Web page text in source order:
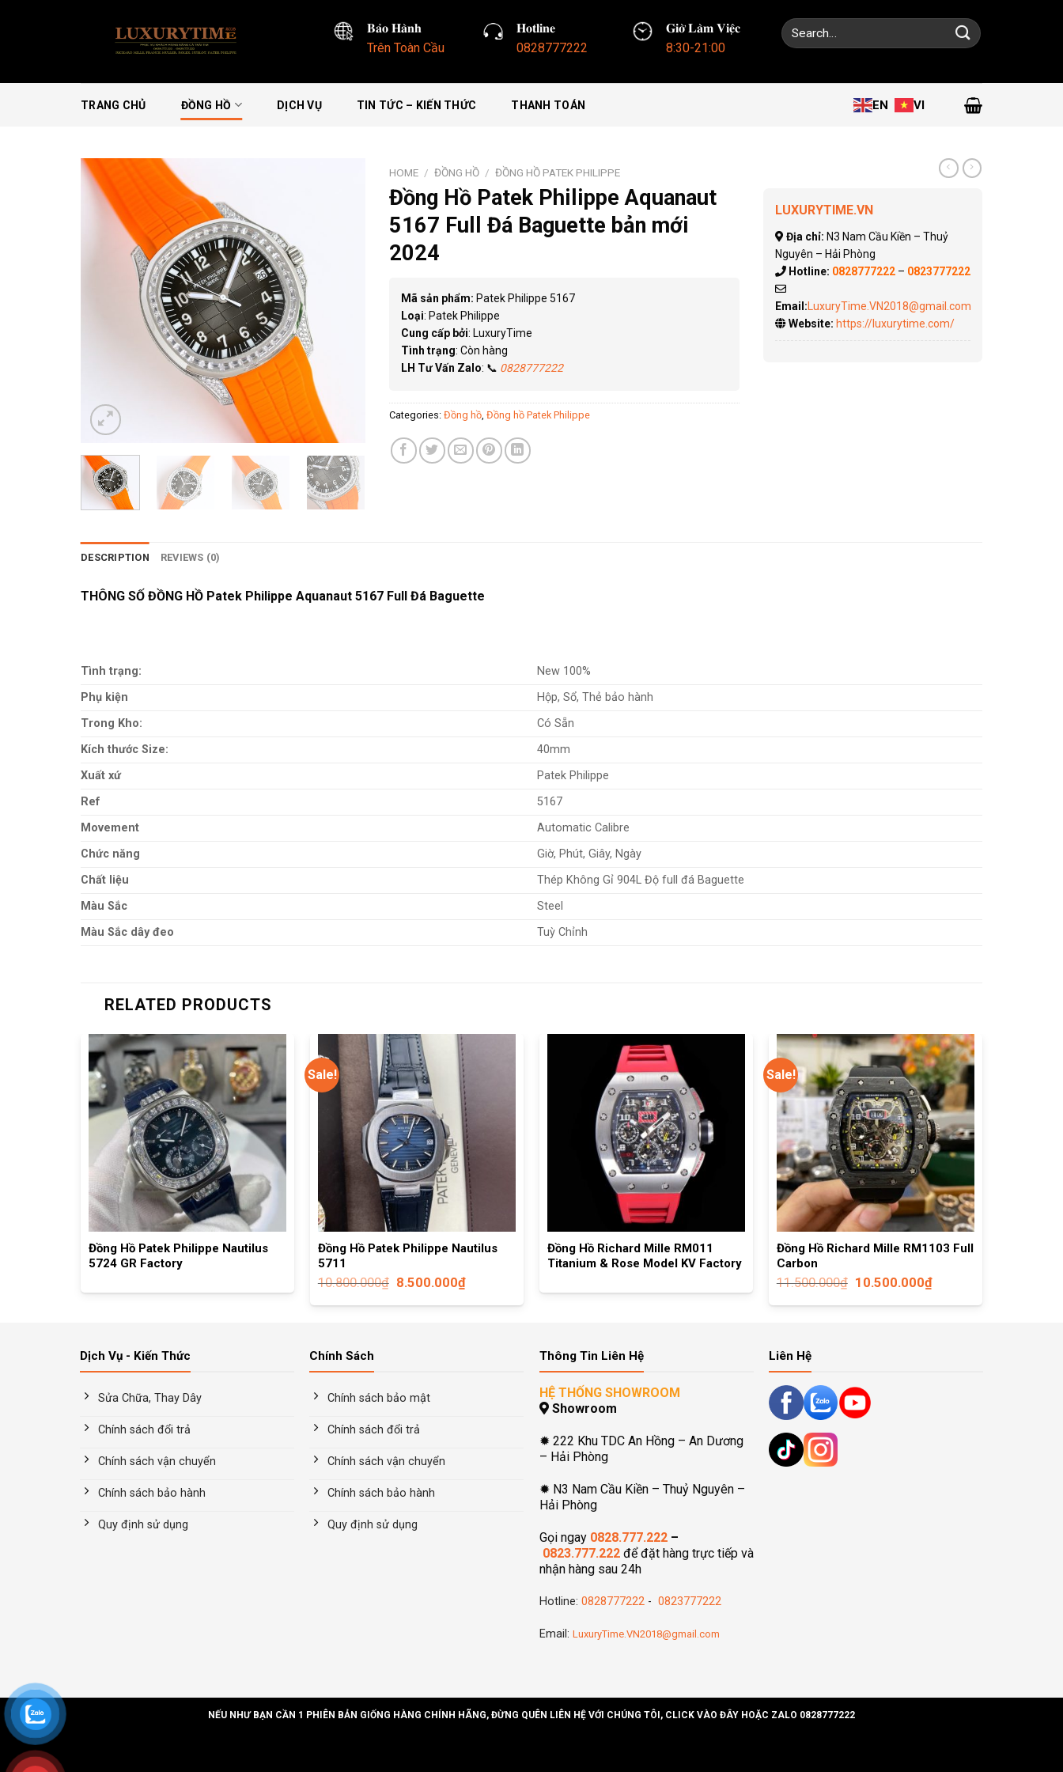
𝐁𝐚̉𝐨 𝐇𝐚̀𝐧𝐡
Trên Toàn Cầu
𝐇𝐨𝐭𝐥𝐢𝐧𝐞
0828777222
𝐆𝐢𝐨̛̀ 𝐋𝐚̀𝐦 𝐕𝐢𝐞̣̂𝐜
8:30-21:00
Search
for:
TRANG CHỦ ĐỒNG HỒ DỊCH VỤ TIN TỨC – KIẾN THỨC THANH TOÁN EN VI
HOME / ĐỒNG HỒ / ĐỒNG HỒ PATEK PHILIPPE
Đồng Hồ Patek Philippe Aquanaut
5167 Full Đá Baguette bản mới
2024
Mã sản phẩm: Patek Philippe 5167
Loại: Patek Philippe
Cung cấp bởi: LuxuryTime
Tình trạng: Còn hàng
LH Tư Vấn Zalo: 📞 0828777222
Categories: Đồng hồ, Đồng hồ Patek Philippe
LUXURYTIME.VN
Địa chỉ: N3 Nam Cầu Kiền – Thuỷ
Nguyên – Hải Phòng
Hotline: 0828777222– 0823777222
Email: LuxuryTime.VN2018@gmail.com
Website: https://luxurytime.com/
DESCRIPTION REVIEWS (0)
THÔNG SỐ ĐỒNG HỒ Patek Philippe Aquanaut 5167 Full Đá Baguette
Tình trạng:
New 100%
Phụ kiện
Hộp, Sổ, Thẻ bảo hành
Trong Kho:
Có Sẵn
Kích thước Size:
40mm
Xuất xứ
Patek Philippe
Ref
5167
Movement
Automatic Calibre
Chức năng
Giờ, Phút, Giây, Ngày
Chất liệu
Thép Không Gỉ 904L Độ full đá Baguette
Màu Sắc
Steel
Màu Sắc dây đeo
Tuỳ Chỉnh
RELATED PRODUCTS
Đồng Hồ Patek Philippe Nautilus
5724 GR Factory
Sale!
Đồng Hồ Patek Philippe Nautilus
5711
10.800.000₫ 8.500.000₫
Đồng Hồ Richard Mille RM011
Titanium & Rose Model KV Factory
Sale!
Đồng Hồ Richard Mille RM1103 Full
Carbon
11.500.000₫ 10.500.000₫
Dịch Vụ - Kiến Thức
Sửa Chữa, Thay Dây
Chính sách đổi trả
Chính sách vận chuyển
Chính sách bảo hành
Quy định sử dụng
Chính Sách
Chính sách bảo mật
Chính sách đổi trả
Chính sách vận chuyển
Chính sách bảo hành
Quy định sử dụng
Thông Tin Liên Hệ
HỆ THỐNG SHOWROOM
Showroom
✹ 222 Khu TDC An Hồng – An Dương
– Hải Phòng
✹ N3 Nam Cầu Kiền – Thuỷ Nguyên –
Hải Phòng
Gọi ngay 0828.777.222–
0823.777.222để đặt hàng trực tiếp và
nhận hàng sau 24h
Hotline: 0828777222- 0823777222
Email: LuxuryTime.VN2018@gmail.com
Liên Hệ
NẾU NHƯ BẠN CẦN 1 PHIÊN BẢN GIỐNG HÀNG CHÍNH HÃNG, ĐỪNG QUÊN LIÊN HỆ VỚI CHÚNG TÔI, CLICK VÀO ĐÂY HOẶC ZALO 0828777222